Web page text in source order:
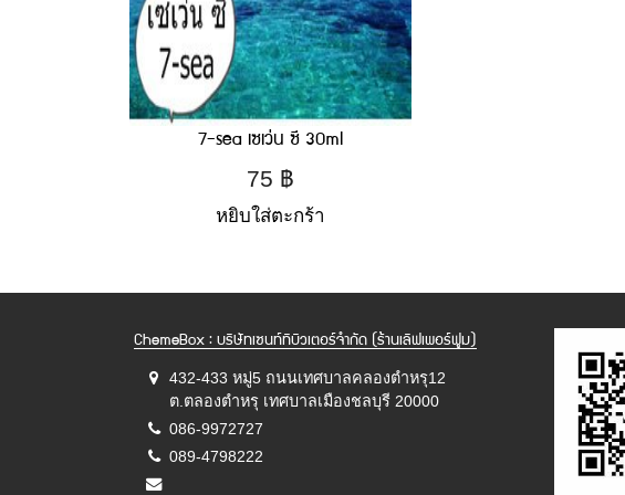
7-sea เซเว่น ซี 30ml
75 ฿
หยิบใส่ตะกร้า
ChemeBox : บริษัทเซนท์ทิบิวเตอร์จำกัด (ร้านเลิฟเพอร์ฟูม)
432-433 หมู่5 ถนนเทศบาลคลองตำหรุ12
ต.ตลองตำหรุ เทศบาลเมืองชลบุรี 20000
086-9972727
089-4798222